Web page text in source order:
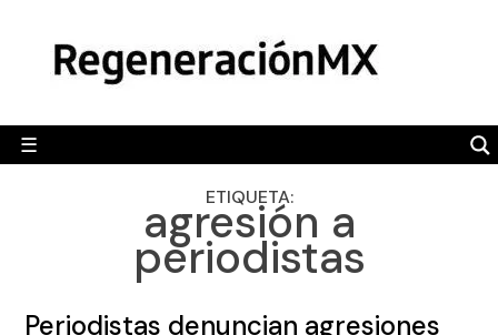
content
☰
POLÍTICA
CAMALEÓN
OPINIÓN
DEPORTES
ETIQUETA:
agresión a
periodistas
Periodistas denuncian agresiones